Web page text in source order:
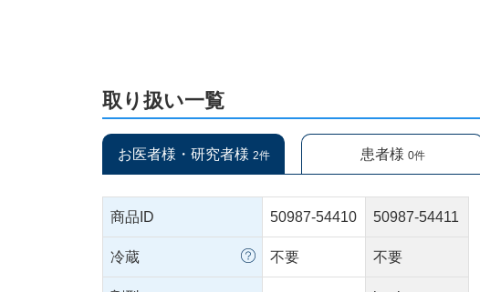
取り扱い一覧
お医者様・研究者様 2件 患者様 0件
商品ID 50987-54410 50987-54411
冷蔵 不要 不要